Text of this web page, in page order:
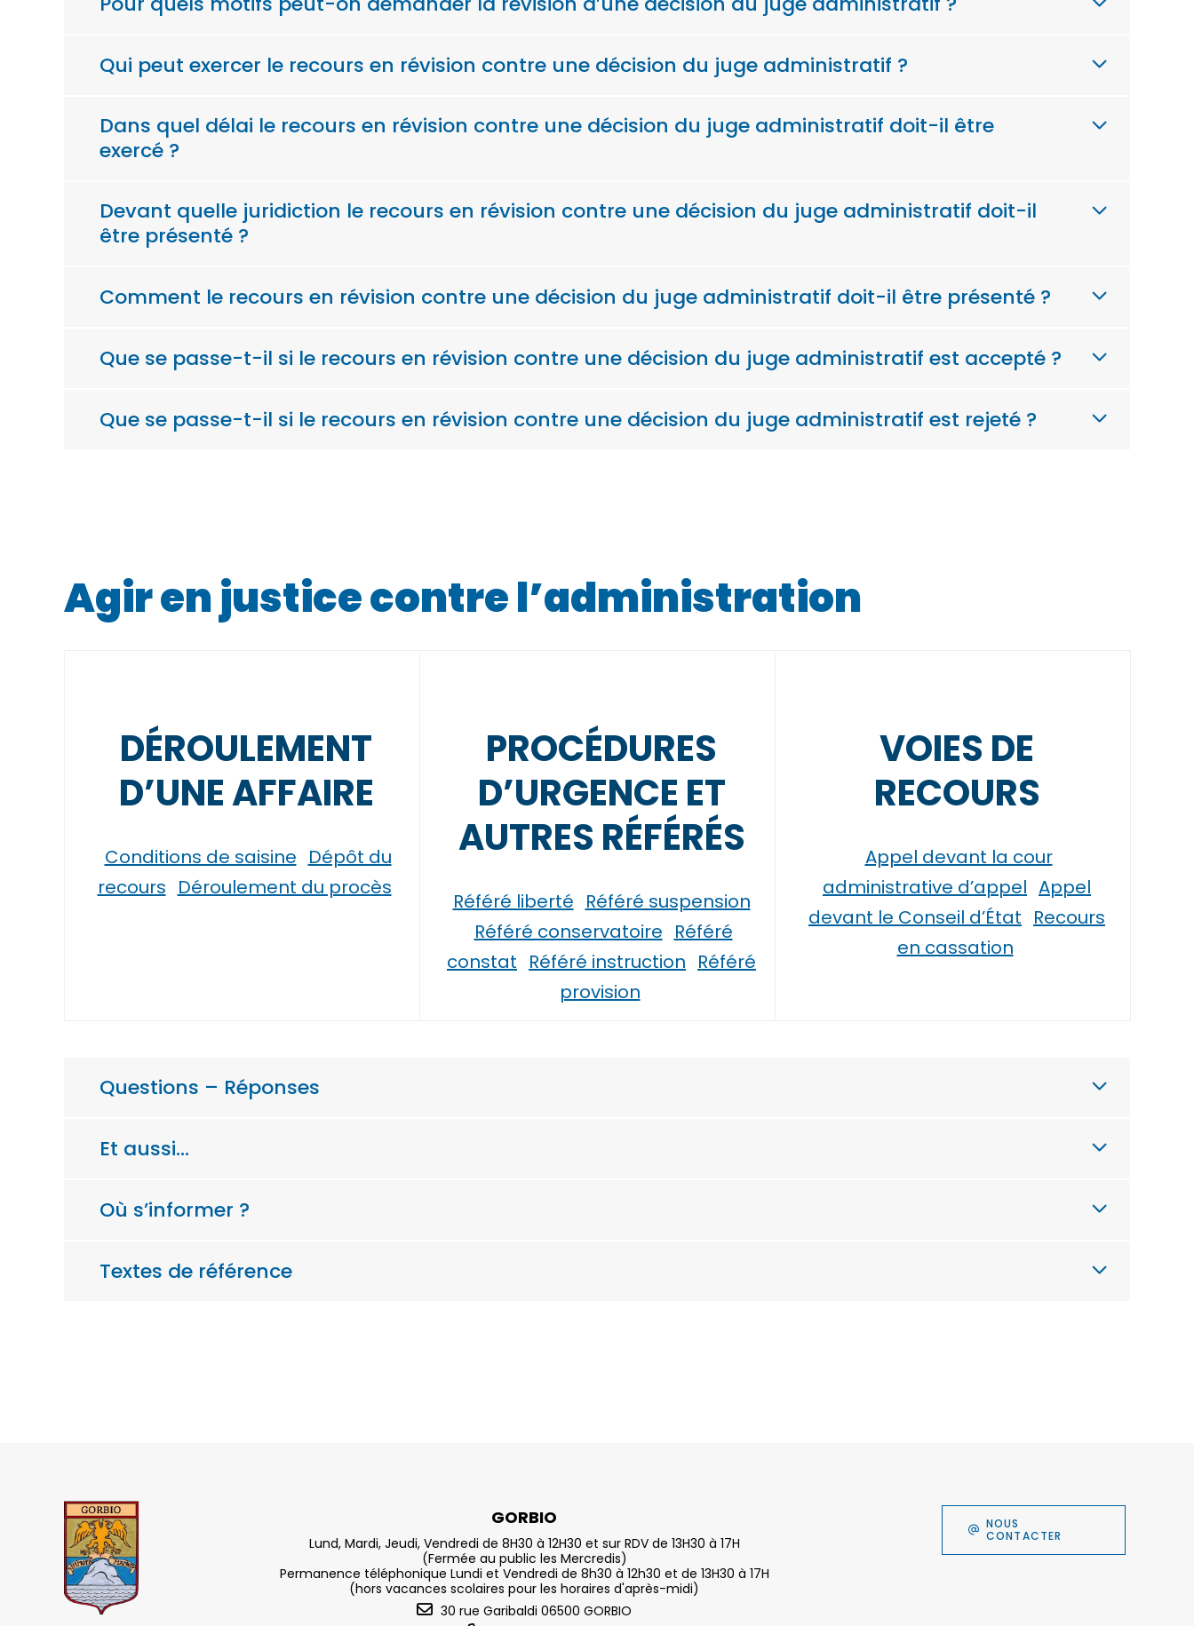
Qui peut exercer le recours en révision contre une décision du juge administratif ?
Dans quel délai le recours en révision contre une décision du juge administratif doit-il être
exercé ?
Devant quelle juridiction le recours en révision contre une décision du juge administratif doit-il
être présenté ?
Comment le recours en révision contre une décision du juge administratif doit-il être présenté ?
Que se passe-t-il si le recours en révision contre une décision du juge administratif est accepté ?
Que se passe-t-il si le recours en révision contre une décision du juge administratif est rejeté ?
Agir en justice contre l’administration
DÉROULEMENT
D’UNE AFFAIRE
Conditions de saisine Dépôt du
recours Déroulement du procès
PROCÉDURES
D’URGENCE ET
AUTRES RÉFÉRÉS
Référé liberté Référé suspension
Référé conservatoire Référé
constat Référé instruction Référé
provision
VOIES DE
RECOURS
Appel devant la cour
administrative d’appel Appel
devant le Conseil d’État Recours
en cassation
Questions – Réponses
Et aussi…
Où s’informer ?
Textes de référence
GORBIO
Lund, Mardi, Jeudi, Vendredi de 8H30 à 12H30 et sur RDV de 13H30 à 17H
(Fermée au public les Mercredis)
Permanence téléphonique Lundi et Vendredi de 8h30 à 12h30 et de 13H30 à 17H
(hors vacances scolaires pour les horaires d'après-midi)
30 rue Garibaldi 06500 GORBIO
NOUS
CONTACTER